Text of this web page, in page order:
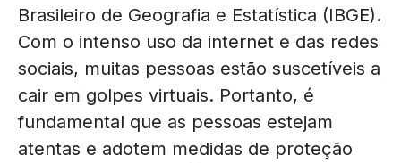
Brasileiro de Geografia e Estatística (IBGE).
Com o intenso uso da internet e das redes
sociais, muitas pessoas estão suscetíveis a
cair em golpes virtuais. Portanto, é
fundamental que as pessoas estejam
atentas e adotem medidas de proteção